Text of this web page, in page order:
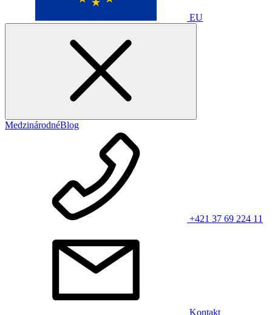
EU
MedzinárodnéBlog
+421 37 69 224 11
Kontakt